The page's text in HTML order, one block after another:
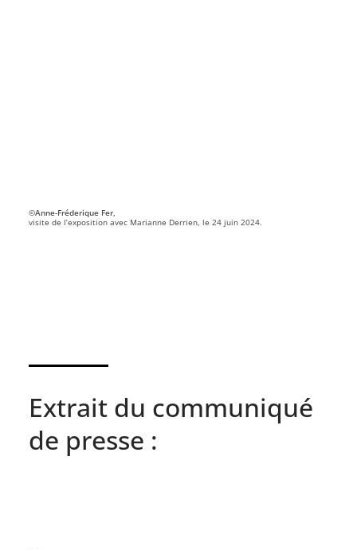
©Anne-Fréderique Fer,
visite de l’exposition avec Marianne Derrien, le 24 juin 2024.
Extrait du communiqué
de presse :